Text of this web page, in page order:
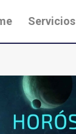
Servicios